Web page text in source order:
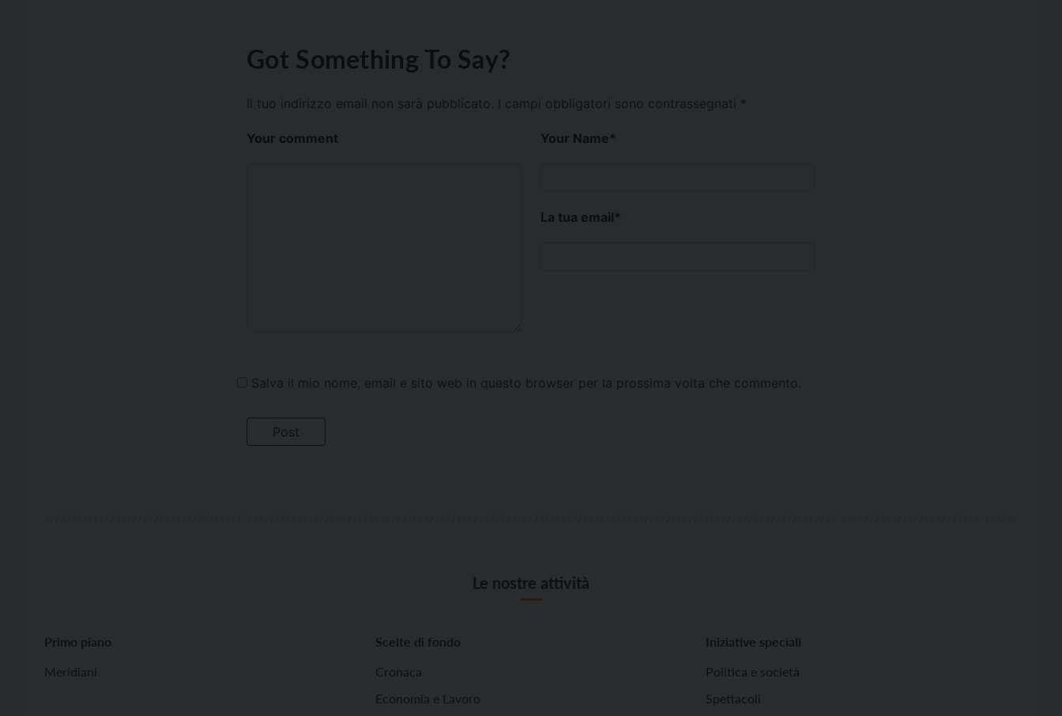
Got Something To Say?
Il tuo indirizzo email non sarà pubblicato. I campi obbligatori sono contrassegnati *
Your comment Your Name*
La tua email*
Salva il mio nome, email e sito web in questo browser per la prossima volta che commento.
Le nostre attività
Primo piano
Meridiani
Scelte di fondo
Cronaca
Economia e Lavoro
Iniziative speciali
Politica e società
Spettacoli